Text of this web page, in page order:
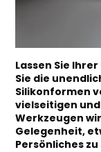
Lassen Sie
Sie die
Silikonformen
vielseitigen
Werkzeugen
Gelegenheit,
Persönliches